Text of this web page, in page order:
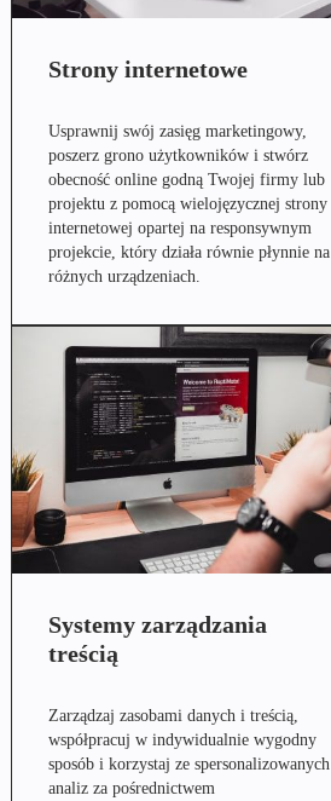
Strony internetowe
Usprawnij swój zasięg marketingowy,
poszerz grono użytkowników i stwórz
obecność online godną Twojej firmy lub
projektu z pomocą wielojęzycznej strony
internetowej opartej na responsywnym
projekcie, który działa równie płynnie na
różnych urządzeniach.
Systemy zarządzania
treścią
Zarządzaj zasobami danych i treścią,
współpracuj w indywidualnie wygodny
sposób i korzystaj ze spersonalizowanych
analiz za pośrednictwem